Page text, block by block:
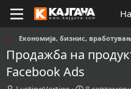
Економија, бизнис,
Продажба на
Facebook Ads